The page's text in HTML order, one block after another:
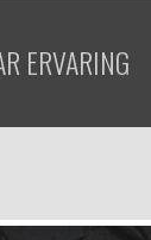
ERVARING